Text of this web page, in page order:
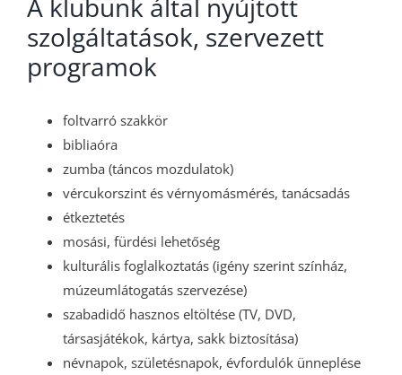
szolgáltatások, szervezett
programok
foltvarró szakkör
bibliaóra
zumba (táncos mozdulatok)
vércukorszint és vérnyomásmérés, tanácsadás
étkeztetés
mosási, fürdési lehetőség
kulturális foglalkoztatás (igény szerint színház,
múzeumlátogatás szervezése)
szabadidő hasznos eltöltése (TV, DVD,
társasjátékok, kártya, sakk biztosítása)
névnapok, születésnapok, évfordulók ünneplése